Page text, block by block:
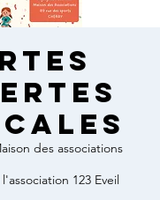
des associations
123 Eveil